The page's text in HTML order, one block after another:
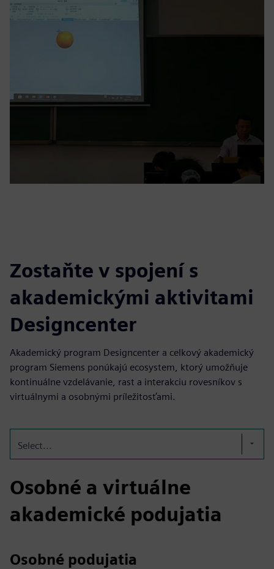
Zostaňte v spojení s
akademickými aktivitami
Designcenter
Akademický program Designcenter a celkový akademický
program Siemens ponúkajú ecosystem, ktorý umožňuje
kontinuálne vzdelávanie, rast a interakciu rovesníkov s
virtuálnymi a osobnými príležitosťami.
Select...
Osobné a virtuálne
akademické podujatia
Osobné podujatia